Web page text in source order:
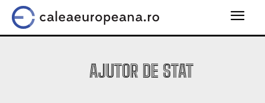
AJUTOR DE STAT